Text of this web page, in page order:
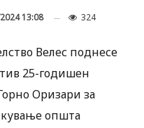
13:08 324
Велес поднесе
25-годишен
Оризари за
општа